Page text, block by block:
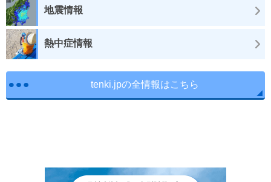
地震情報
熱中症情報
tenki.jpの全情報はこちら